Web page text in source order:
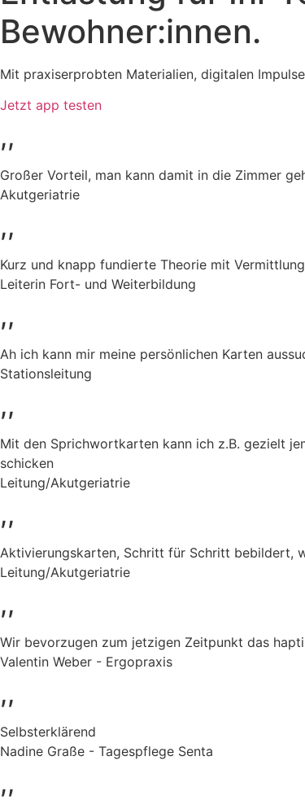
Bewohner:innen.
Mit praxiserprobten Materialien, digitalen
Jetzt app testen
,,
Großer Vorteil, man kann damit in die Zimmer
Akutgeriatrie
,,
Kurz und knapp fundierte Theorie mit
Leiterin Fort- und Weiterbildung
,,
Ah ich kann mir meine persönlichen Karten
Stationsleitung
,,
Mit den Sprichwortkarten kann ich z.B. gezielt
schicken
Leitung/Akutgeriatrie
,,
Aktivierungskarten, Schritt für Schritt bebildert,
Leitung/Akutgeriatrie
,,
Wir bevorzugen zum jetzigen Zeitpunkt das
Valentin Weber - Ergopraxis
,,
Selbsterklärend
Nadine Graße - Tagespflege Senta
,,